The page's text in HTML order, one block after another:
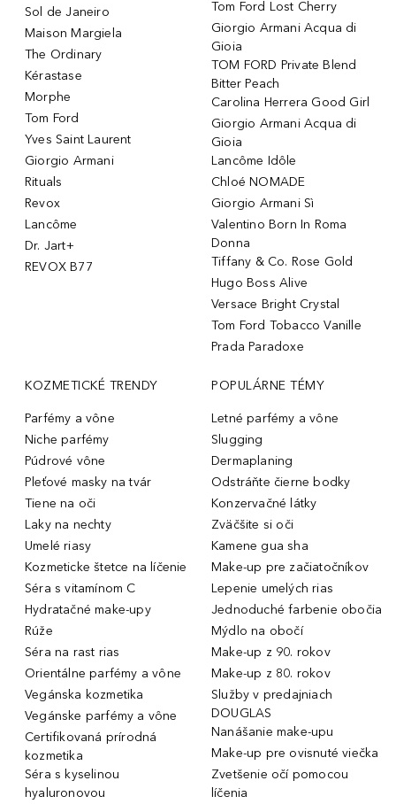
Sol de Janeiro
Maison Margiela
The Ordinary
Kérastase
Morphe
Tom Ford
Yves Saint Laurent
Giorgio Armani
Rituals
Revox
Lancôme
Dr. Jart+
REVOX B77
Tom Ford Lost Cherry
Giorgio Armani Acqua di
Gioia
TOM FORD Private Blend
Bitter Peach
Carolina Herrera Good Girl
Giorgio Armani Acqua di
Gioia
Lancôme Idôle
Chloé NOMADE
Giorgio Armani Sì
Valentino Born In Roma
Donna
Tiffany & Co. Rose Gold
Hugo Boss Alive
Versace Bright Crystal
Tom Ford Tobacco Vanille
Prada Paradoxe
KOZMETICKÉ TRENDY
Parfémy a vône
Niche parfémy
Púdrové vône
Pleťové masky na tvár
Tiene na oči
Laky na nechty
Umelé riasy
Kozmeticke štetce na líčenie
Séra s vitamínom C
Hydratačné make-upy
Rúže
Séra na rast rias
Orientálne parfémy a vône
Vegánska kozmetika
Vegánske parfémy a vône
Certifikovaná prírodná
kozmetika
Séra s kyselinou
hyaluronovou
POPULÁRNE TÉMY
Letné parfémy a vône
Slugging
Dermaplaning
Odstráňte čierne bodky
Konzervačné látky
Zväčšite si oči
Kamene gua sha
Make-up pre začiatočníkov
Lepenie umelých rias
Jednoduché farbenie obočia
Mýdlo na obočí
Make-up z 90. rokov
Make-up z 80. rokov
Služby v predajniach
DOUGLAS
Nanášanie make-upu
Make-up pre ovisnuté viečka
Zvetšenie očí pomocou
líčenia